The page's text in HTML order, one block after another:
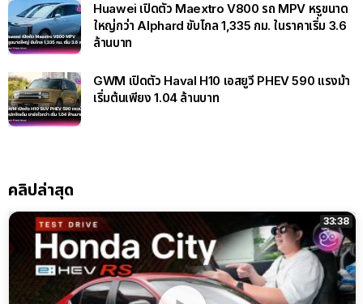
Huawei เปิดตัว Maextro V800 รถ MPV หรูขนาด
ใหญ่กว่า Alphard ขับไกล 1,335 กม. ในราคาเริ่ม 3.6
ล้านบาท
GWM เปิดตัว Haval H10 เอสยูวี PHEV 590 แรงม้า
เริ่มต้นเพียง 1.04 ล้านบาท
คลิปล่าสุด
33:38